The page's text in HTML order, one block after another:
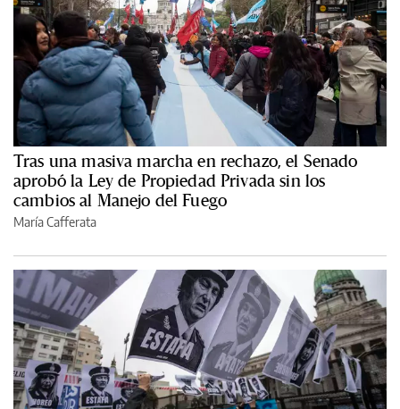
Tras una masiva marcha en rechazo, el Senado
aprobó la Ley de Propiedad Privada sin los
cambios al Manejo del Fuego
María Cafferata